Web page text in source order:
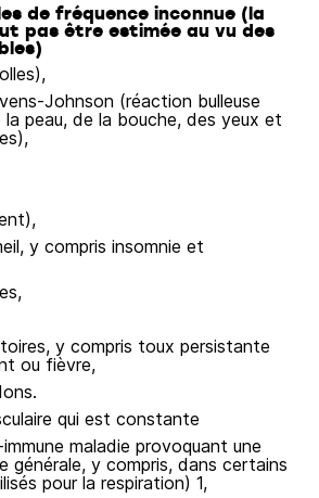
de fréquence inconnue (la
pas être estimée au vu des
Johnson (réaction bulleuse
la peau, de la bouche, des yeux et
y compris insomnie et
y compris toux persistante
ou fièvre,
qui est constante
maladie provoquant une
générale, y compris, dans certains
pour la respiration) 1,